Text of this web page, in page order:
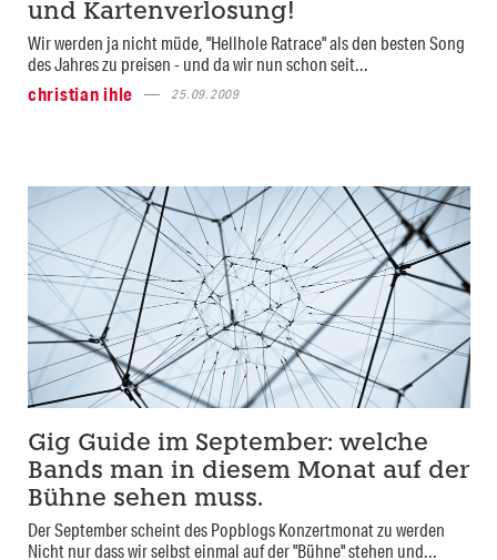
und Kartenverlosung!
Wir werden ja nicht müde, "Hellhole Ratrace" als den besten Song
des Jahres zu preisen - und da wir nun schon seit...
christian ihle
25.09.2009
Gig Guide im September: welche
Bands man in diesem Monat auf der
Bühne sehen muss.
Der September scheint des Popblogs Konzertmonat zu werden
Nicht nur dass wir selbst einmal auf der "Bühne" stehen und...